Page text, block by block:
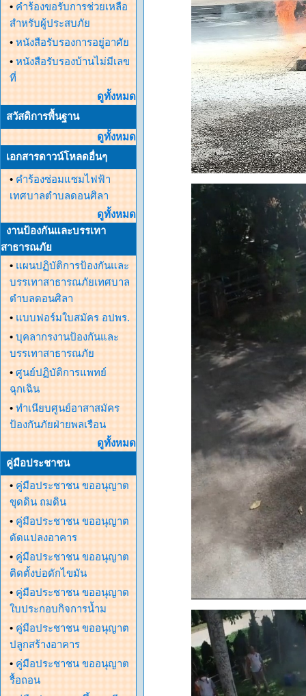
• คำร้องขอรับการช่วยเหลือ
สำหรับผู้ประสบภัย
• หนังสือรับรองการอยู่อาศัย
• หนังสือรับรองบ้านไม่มีเลข
ที่
ดูทั้งหมด
สวัสดิการพื้นฐาน
ดูทั้งหมด
เอกสารดาวน์โหลดอื่นๆ
• คำร้องซ่อมแซมไฟฟ้า
เทศบาลตำบลดอนศิลา
ดูทั้งหมด
งานป้องกันและบรรเทา
สาธารณภัย
• แผนปฏิบัติการป้องกันและ
บรรเทาสาธารณภัยเทศบาล
ตำบลดอนศิลา
• แบบฟอร์มใบสมัคร อปพร.
• บุคลากรงานป้องกันและ
บรรเทาสาธารณภัย
• ศูนย์ปฏิบัติการแพทย์
ฉุกเฉิน
• ทำเนียบศูนย์อาสาสมัคร
ป้องกันภัยฝ่ายพลเรือน
ดูทั้งหมด
คู่มือประชาชน
• คู่มือประชาชน ขออนุญาต
ขุดดิน ถมดิน
• คู่มือประชาชน ขออนุญาต
ดัดแปลงอาคาร
• คู่มือประชาชน ขออนุญาต
ติดตั้งบ่อดักไขมัน
• คู่มือประชาชน ขออนุญาต
ใบประกอบกิจการน้ำม
• คู่มือประชาชน ขออนุญาต
ปลูกสร้างอาคาร
• คู่มือประชาชน ขออนุญาต
รื้อถอน